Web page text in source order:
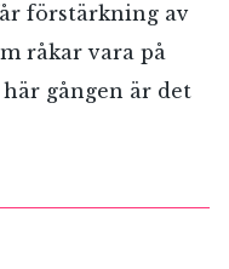
förstärkning av
råkar vara på
gången är det